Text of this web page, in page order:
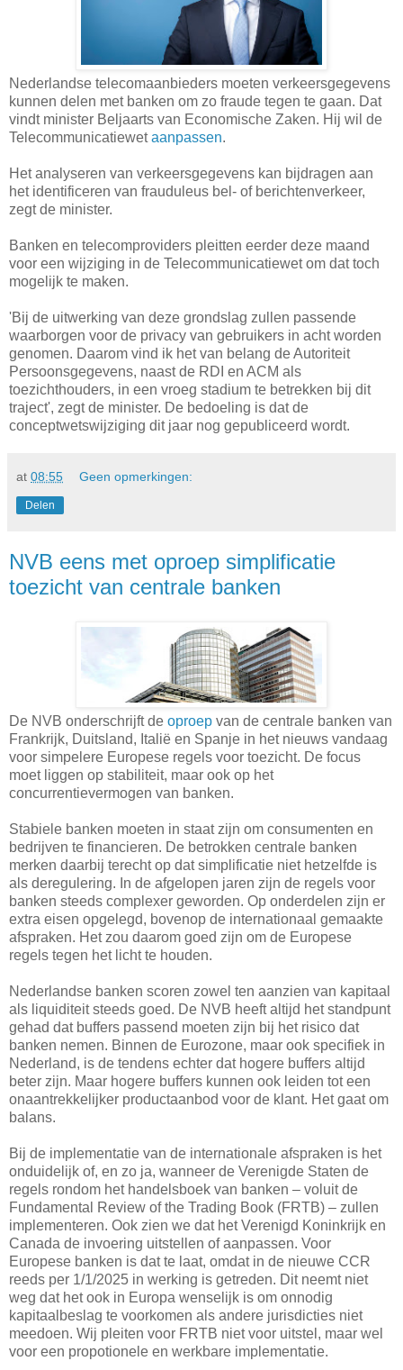
Nederlandse telecomaanbieders moeten verkeersgegevens
kunnen delen met banken om zo fraude tegen te gaan. Dat
vindt minister Beljaarts van Economische Zaken. Hij wil de
Telecommunicatiewetaanpassen.
Het analyseren van verkeersgegevens kan bijdragen aan
het identificeren van frauduleus bel- of berichtenverkeer,
zegt de minister.
Banken en telecomproviders pleitten eerder deze maand
voor een wijziging in de Telecommunicatiewet om dat toch
mogelijk te maken.
'Bij de uitwerking van deze grondslag zullen passende
waarborgen voor de privacy van gebruikers in acht worden
genomen. Daarom vind ik het van belang de Autoriteit
Persoonsgegevens, naast de RDI en ACM als
toezichthouders, in een vroeg stadium te betrekken bij dit
traject', zegt de minister. De bedoeling is dat de
conceptwetswijziging dit jaar nog gepubliceerd wordt.
at 08:55 Geen opmerkingen:
Delen
NVB eens met oproep simplificatie
toezicht van centrale banken
De NVB onderschrijft de oproep van de centrale banken van
Frankrijk, Duitsland, Italië en Spanje in het nieuws vandaag
voor simpelere Europese regels voor toezicht. De focus
moet liggen op stabiliteit, maar ook op het
concurrentievermogen van banken.
Stabiele banken moeten in staat zijn om consumenten en
bedrijven te financieren. De betrokken centrale banken
merken daarbij terecht op dat simplificatie niet hetzelfde is
als deregulering. In de afgelopen jaren zijn de regels voor
banken steeds complexer geworden. Op onderdelen zijn er
extra eisen opgelegd, bovenop de internationaal gemaakte
afspraken. Het zou daarom goed zijn om de Europese
regels tegen het licht te houden.
Nederlandse banken scoren zowel ten aanzien van kapitaal
als liquiditeit steeds goed. De NVB heeft altijd het standpunt
gehad dat buffers passend moeten zijn bij het risico dat
banken nemen. Binnen de Eurozone, maar ook specifiek in
Nederland, is de tendens echter dat hogere buffers altijd
beter zijn. Maar hogere buffers kunnen ook leiden tot een
onaantrekkelijker productaanbod voor de klant. Het gaat om
balans.
Bij de implementatie van de internationale afspraken is het
onduidelijk of, en zo ja, wanneer de Verenigde Staten de
regels rondom het handelsboek van banken – voluit de
Fundamental Review of the Trading Book (FRTB) – zullen
implementeren. Ook zien we dat het Verenigd Koninkrijk en
Canada de invoering uitstellen of aanpassen. Voor
Europese banken is dat te laat, omdat in de nieuwe CCR
reeds per 1/1/2025 in werking is getreden. Dit neemt niet
weg dat het ook in Europa wenselijk is om onnodig
kapitaalbeslag te voorkomen als andere jurisdicties niet
meedoen. Wij pleiten voor FRTB niet voor uitstel, maar wel
voor een propotionele en werkbare implementatie.